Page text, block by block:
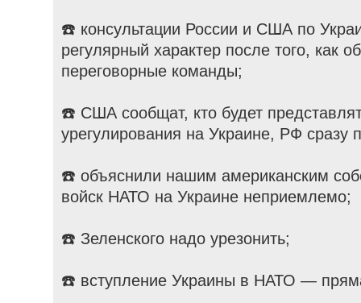
☎️ консультации России и США по
регулярный характер после того, как
переговорные команды;
☎️ США сообщат, кто будет
урегулирования на Украине, РФ сразу
☎️ объяснили нашим американским
войск НАТО на Украине неприемлемо;
☎️ Зеленского надо урезонить;
☎️ вступление Украины в НАТО —